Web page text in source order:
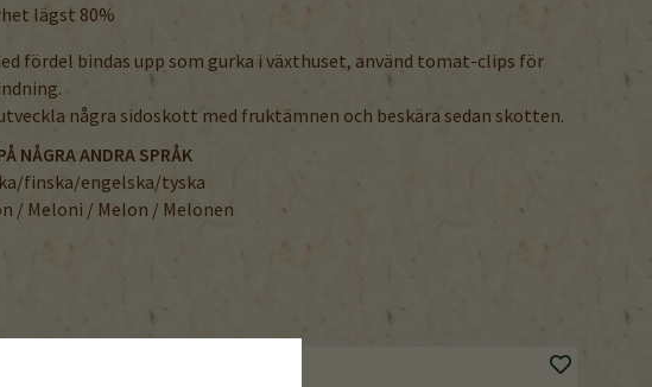
lägst 80%
fördel bindas upp som gurka i växthuset, använd tomat-clips för
några sidoskott med fruktämnen och beskära sedan skotten.
NÅGRA ANDRA SPRÅK
finska/engelska/tyska
/ Meloni / Melon / Melonen